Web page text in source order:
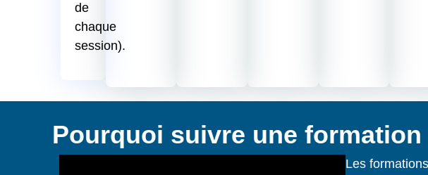
de
chaque
session).
Pourquoi suivre une formation
Les